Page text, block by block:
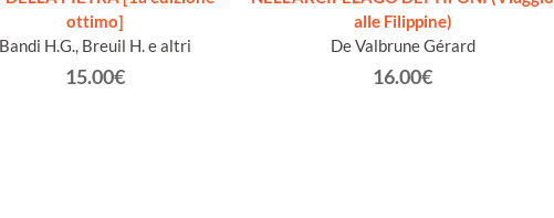
ottimo]
Bandi H.G., Breuil H. e altri
15.00€
alle Filippine)
De Valbrune Gérard
16.00€